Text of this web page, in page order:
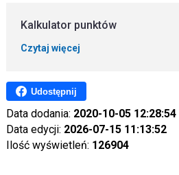
Kalkulator punktów
Czytaj więcej
Udostępnij
Data dodania: 2020-10-05 12:28:54
Data edycji: 2026-07-15 11:13:52
Ilość wyświetleń: 126904